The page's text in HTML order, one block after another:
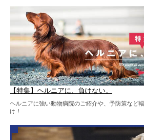
【特集】ヘルニアに、負けない。
ヘルニアに強い動物病院のご紹介や、予防策など
け！